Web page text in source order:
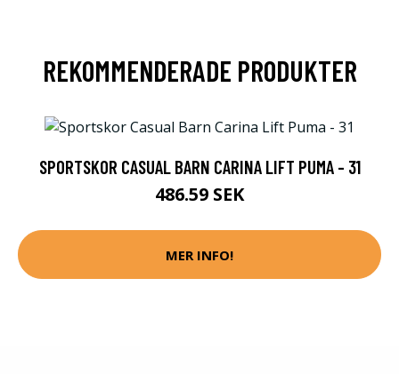
REKOMMENDERADE PRODUKTER
SPORTSKOR CASUAL BARN CARINA LIFT PUMA - 31
486.59 SEK
MER INFO!